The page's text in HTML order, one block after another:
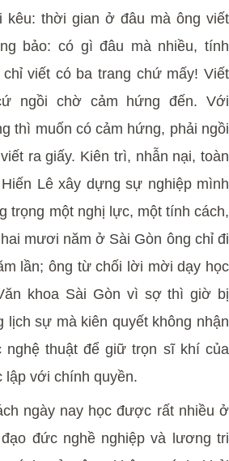
kêu: thời gian ở đâu mà ông viết
bảo: có gì đâu mà nhiều, tính
viết có ba trang chứ mấy! Viết
ngồi chờ cảm hứng đến. Với
thì muốn có cảm hứng, phải ngồi
ra giấy. Kiên trì, nhẫn nại, toàn
Lê xây dựng sự nghiệp mình
trọng một nghị lực, một tính cách,
mươi năm ở Sài Gòn ông chỉ đi
lần; ông từ chối lời mời dạy học
khoa Sài Gòn vì sợ thì giờ bị
lịch sự mà kiên quyết không nhận
nghệ thuật để giữ trọn sĩ khí của
lập với chính quyền.
ngày nay học được rất nhiều ở
đức nghề nghiệp và lương tri